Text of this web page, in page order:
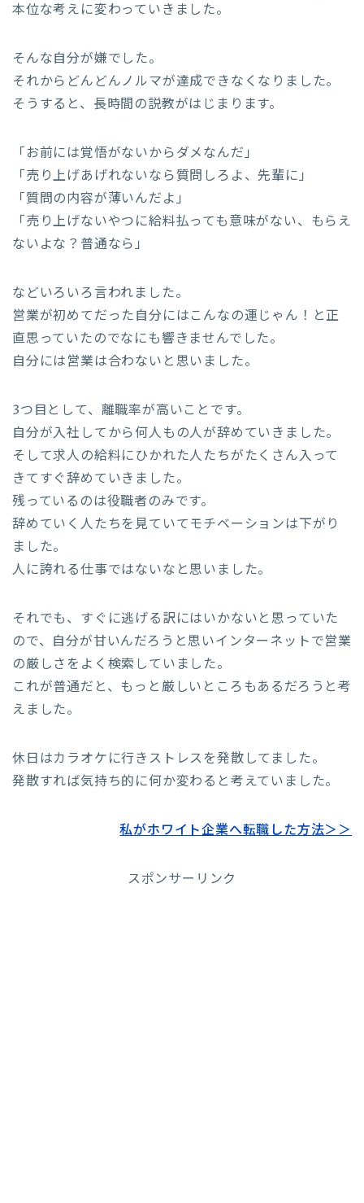
本位な考えに変わっていきました。
そんな自分が嫌でした。
それからどんどんノルマが達成できなくなりました。
そうすると、長時間の説教がはじまります。
「お前には覚悟がないからダメなんだ」
「売り上げあげれないなら質問しろよ、先輩に」
「質問の内容が薄いんだよ」
「売り上げないやつに給料払っても意味がない、もらえ
ないよな？普通なら」
などいろいろ言われました。
営業が初めてだった自分にはこんなの運じゃん！と正
直思っていたのでなにも響きませんでした。
自分には営業は合わないと思いました。
3つ目として、離職率が高いことです。
自分が入社してから何人もの人が辞めていきました。
そして求人の給料にひかれた人たちがたくさん入って
きてすぐ辞めていきました。
残っているのは役職者のみです。
辞めていく人たちを見ていてモチベーションは下がり
ました。
人に誇れる仕事ではないなと思いました。
それでも、すぐに逃げる訳にはいかないと思っていた
ので、自分が甘いんだろうと思いインターネットで営業
の厳しさをよく検索していました。
これが普通だと、もっと厳しいところもあるだろうと考
えました。
休日はカラオケに行きストレスを発散してました。
発散すれば気持ち的に何か変わると考えていました。
私がホワイト企業へ転職した方法＞＞
スポンサーリンク